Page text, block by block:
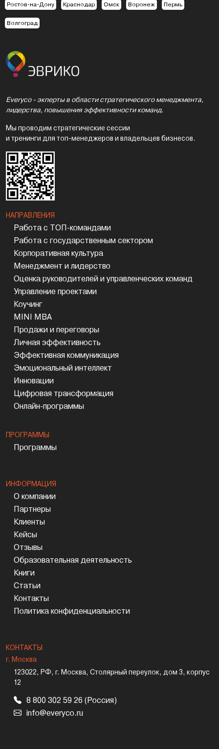
Ростов-на-Дону Краснодар Омск Воронеж Пермь
Волгоград
Everyco - экперты в области стратегического менеджмента,
лидерства, повышения эффективности команд.
Мы проводим стратегические сессии
и тренинги для топ-менеджеров и владельцев бизнесов.
НАПРАВЛЕНИЯ
Работа с ТОП-командами
Работа с государственным сектором
Корпоративная культура
Менеджмент и лидерство
Оценка руководителей и управленческих команд
Управление проектами
Коучинг
MINI MBA
Продажи и переговоры
Личная эффективность
Эффективная коммуникация
Эмоциональный интеллект
Инновации
Цифровая трансформация
Онлайн-программы
ПРОГРАММЫ
Программы
ИНФОРМАЦИЯ
О компании
Партнеры
Клиенты
Кейсы
Отзывы
Образовательная деятельность
Книги
Статьи
Контакты
Политика конфиденциальности
КОНТАКТЫ
г. Москва
123022, РФ, г. Москва, Столярный переулок, дом 3, корпус
12
8 800 302 59 26 (Россия)
info@everyco.ru